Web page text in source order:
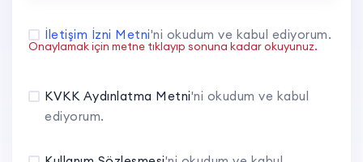
İletişim İzni Metni'ni okudum ve kabul ediyorum.
Onaylamak için metne tıklayıp sonuna kadar okuyunuz.
KVKK Aydınlatma Metni'ni okudum ve kabul
ediyorum.